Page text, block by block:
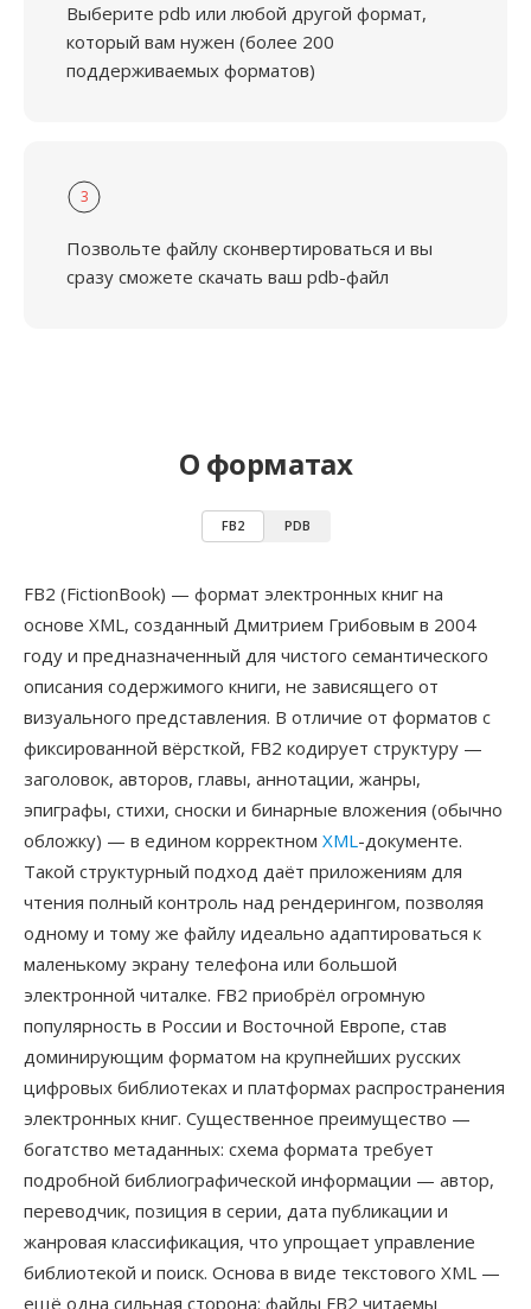
Выберите pdb или любой другой формат,
который вам нужен (более 200
поддерживаемых форматов)
3
Позвольте файлу сконвертироваться и вы
сразу сможете скачать ваш pdb-файл
О форматах
FB2 PDB
FB2 (FictionBook) — формат электронных книг на
основе XML, созданный Дмитрием Грибовым в 2004
году и предназначенный для чистого семантического
описания содержимого книги, не зависящего от
визуального представления. В отличие от форматов с
фиксированной вёрсткой, FB2 кодирует структуру —
заголовок, авторов, главы, аннотации, жанры,
эпиграфы, стихи, сноски и бинарные вложения (обычно
обложку) — в едином корректном XML-документе.
Такой структурный подход даёт приложениям для
чтения полный контроль над рендерингом, позволяя
одному и тому же файлу идеально адаптироваться к
маленькому экрану телефона или большой
электронной читалке. FB2 приобрёл огромную
популярность в России и Восточной Европе, став
доминирующим форматом на крупнейших русских
цифровых библиотеках и платформах распространения
электронных книг. Существенное преимущество —
богатство метаданных: схема формата требует
подробной библиографической информации — автор,
переводчик, позиция в серии, дата публикации и
жанровая классификация, что упрощает управление
библиотекой и поиск. Основа в виде текстового XML —
ещё одна сильная сторона: файлы FB2 читаемы